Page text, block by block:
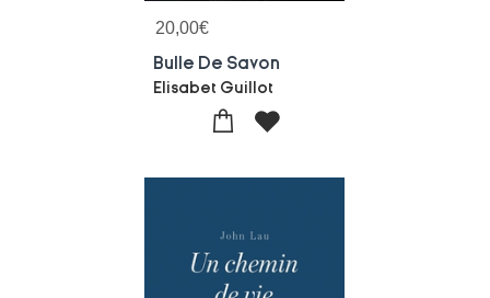
20,00€
Bulle De Savon
Elisabet Guillot